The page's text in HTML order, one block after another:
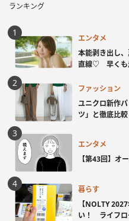
ランキング
エンタメ
本能剥き出し
直線♡ 早くも
ファッション
ユニクロ新作
ツ」と徹底比
エンタメ
【第43回】オ
暮らす
【NOLTY
い！ ライフロ